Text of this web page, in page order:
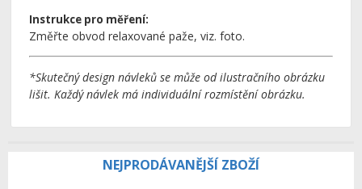
Instrukce pro měření:
Změřte obvod relaxované paže, viz. foto.
*Skutečný design návlekůse může od ilustračního obrázku
lišit. Každý návlekmá individuální rozmístění obrázku.
NEJPRODÁVANĚJŠÍ ZBOŽÍ